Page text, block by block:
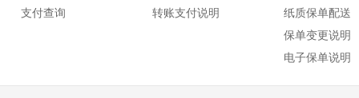
支付查询 转账支付说明
纸质保单配送
保单变更说明
电子保单说明